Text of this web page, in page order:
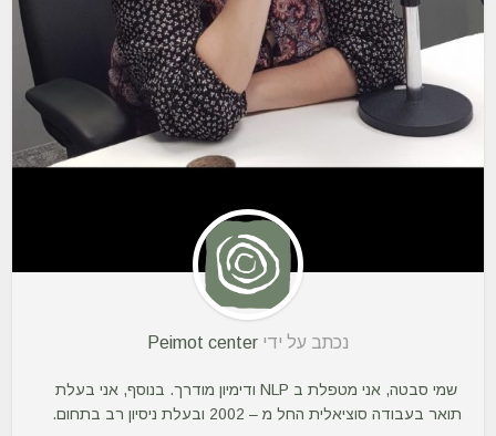
נכתב על ידי Peimot center
שמי סבטה, אני מטפלת ב NLP ודימיון מודרך. בנוסף, אני בעלת
תואר בעבודה סוציאלית החל מ – 2002 ובעלת ניסיון רב בתחום.